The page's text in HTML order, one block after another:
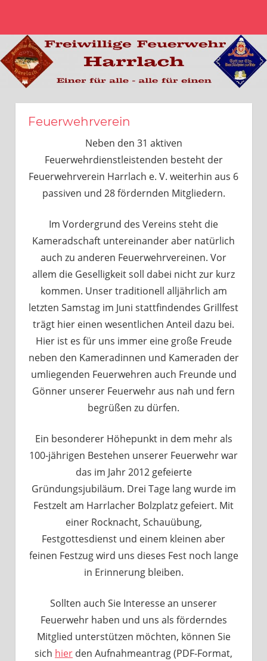
springen
Freiwillige
Feuerwehr
Harrlach
Feuerwehrverein
Neben den 31 aktiven
Feuerwehrdienstleistenden besteht der
Feuerwehrverein Harrlach e. V. weiterhin aus 6
passiven und 28 fördernden Mitgliedern.
Im Vordergrund des Vereins steht die
Kameradschaft untereinander aber natürlich
auch zu anderen Feuerwehrvereinen. Vor
allem die Geselligkeit soll dabei nicht zur kurz
kommen. Unser traditionell alljährlich am
letzten Samstag im Juni stattfindendes Grillfest
trägt hier einen wesentlichen Anteil dazu bei.
Hier ist es für uns immer eine große Freude
neben den Kameradinnen und Kameraden der
umliegenden Feuerwehren auch Freunde und
Gönner unserer Feuerwehr aus nah und fern
begrüßen zu dürfen.
Ein besonderer Höhepunkt in dem mehr als
100-jährigen Bestehen unserer Feuerwehr war
das im Jahr 2012 gefeierte
Gründungsjubiläum. Drei Tage lang wurde im
Festzelt am Harrlacher Bolzplatz gefeiert. Mit
einer Rocknacht, Schauübung,
Festgottesdienst und einem kleinen aber
feinen Festzug wird uns dieses Fest noch lange
in Erinnerung bleiben.
Sollten auch Sie Interesse an unserer
Feuerwehr haben und uns als förderndes
Mitglied unterstützen möchten, können Sie
sich hier den Aufnahmeantrag (PDF-Format,